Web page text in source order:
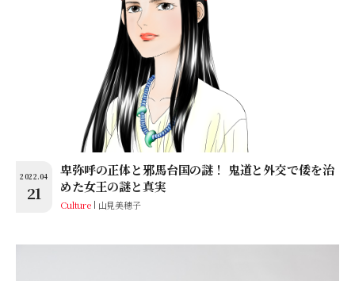
2022.04
21
卑弥呼の正体と邪馬台国の謎！ 鬼道と外交で倭を治
めた女王の謎と真実
Culture 山見美穂子